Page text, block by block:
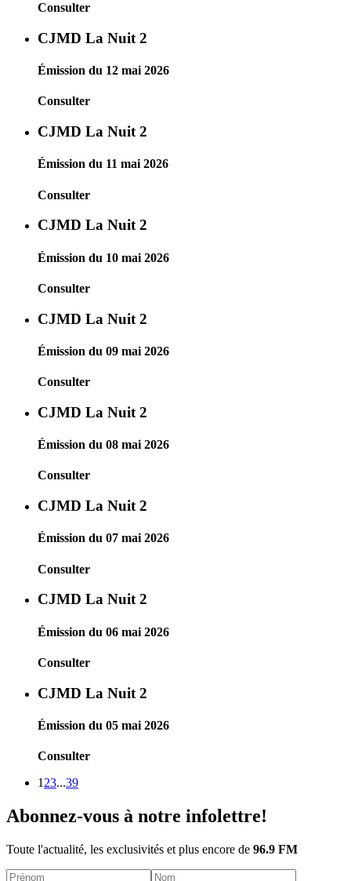
Consulter
CJMD La Nuit 2
Émission du 12 mai 2026
Consulter
CJMD La Nuit 2
Émission du 11 mai 2026
Consulter
CJMD La Nuit 2
Émission du 10 mai 2026
Consulter
CJMD La Nuit 2
Émission du 09 mai 2026
Consulter
CJMD La Nuit 2
Émission du 08 mai 2026
Consulter
CJMD La Nuit 2
Émission du 07 mai 2026
Consulter
CJMD La Nuit 2
Émission du 06 mai 2026
Consulter
CJMD La Nuit 2
Émission du 05 mai 2026
Consulter
1 23...39
Abonnez-vous à notre infolettre!
Toute l'actualité, les exclusivités et plus encore de 96.9 FM